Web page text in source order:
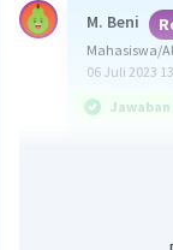
M. Beni
Mahasiswa/
06 Juli 2023
Yuk